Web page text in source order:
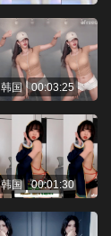
韩国 00:03:25
韩国 00:01:30